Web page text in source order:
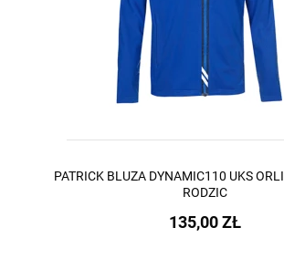
PATRICK BLUZA DYNAMIC110 UKS
RODZIC
135,00 ZŁ